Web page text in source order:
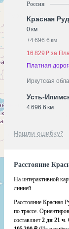
Россия
Красная
0 км
+4 696.6 км
16 829 ₽ за
Платная
Иркутская
Усть-
4 696.6 км
Нашли ошибку?
Расстояние
На интерактивной
линией.
Расстояние Красная
по трассе.
составляет 2 дн 21 ч.